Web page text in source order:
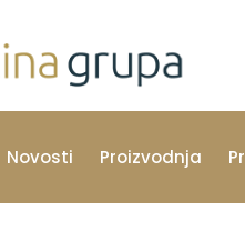
Novosti Proizvodnja